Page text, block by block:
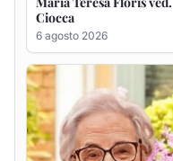
Giovanna Ponsanu Ved.
Decandia
5 agosto 2026